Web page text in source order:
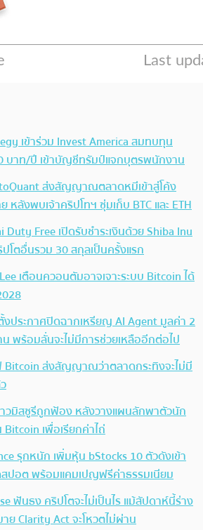
เข้าร่วม Invest America สมทบทุน
บาท/ปี เข้าบัญชีทรัมป์แจกบุตรพนักงาน
ส่งสัญญาณตลาดหมีเข้าสู่โค้ง
หลังพบเจ้าคริปโทฯ ซุ่มเก็บ BTC และ ETH
Duty Free เปิดรับชำระเงินด้วย Shiba Inu
ปโตอื่นรวม 30 สกุลเป็นครั้งแรก
เตือนควอนตัมอาจเจาะระบบ Bitcoin ได้
ประกาศปิดฉากเหรียญ AI Agent มูลค่า 2
พร้อมลั่นจะไม่มีการช่วยเหลืออีกต่อไป
Bitcoin ส่งสัญญาณว่าตลาดกระทิงจะไม่มี
วมิสซูรีถูกฟ้อง หลังวางแผนลักพาตัวนัก
เพื่อเรียกค่าไถ่
รุกหนัก เพิ่มหุ้น bStocks 10 ตัวดังเข้า
ปอต พร้อมแคมเปญฟรีค่าธรรมเนียม
ฟันธง คริปโตจะไม่เป็นไร แม้สัปดาห์นี้ร่าง
ย Clarity Act จะโหวตไม่ผ่าน